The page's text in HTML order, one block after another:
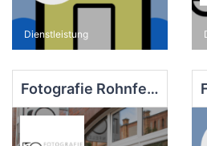
Dienstleistung
Fotografie Rohnfeld